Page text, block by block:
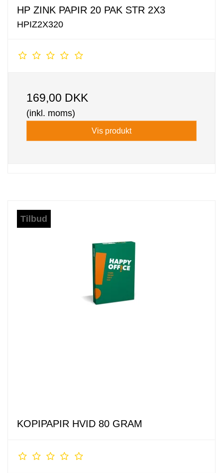
HP ZINK PAPIR 20 PAK STR 2X3
HPIZ2X320
169,00 DKK
(inkl. moms)
Vis produkt
Tilbud
KOPIPAPIR HVID 80 GRAM